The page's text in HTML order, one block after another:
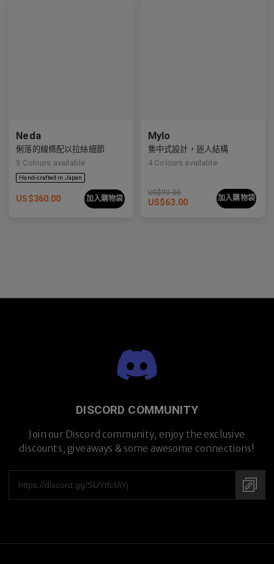
Neda
俐落的線條配以拉絲細節
3 Colours available
US$360.00 加入購物袋
Mylo
集中式設計，迷人結構
4 Colours available
US$90.00
US$63.00 加入購物袋
DISCORD COMMUNITY
Join our Discord community, enjoy the exclusive
discounts, giveaways & some awesome connections!